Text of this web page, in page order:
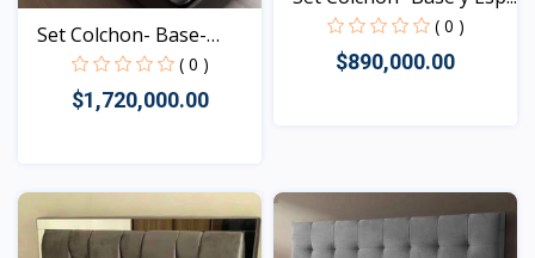
Set Colchon- Base-
Espa...
( 0 )
$1,720,000.00
Vista
( 0 )
$890,000.00